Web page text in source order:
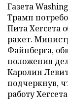
Газета
Трамп
Пита Хегсета
ракет.
Файнберга,
положения
Каролин
подчеркнув,
работу